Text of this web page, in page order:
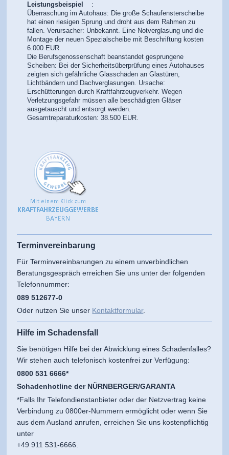
Leistungsbeispiel :
Überraschung im Autohaus: Die große Schaufensterscheibe
hat einen riesigen Sprung und droht aus dem Rahmen zu
fallen. Verursacher: Unbekannt. Eine Notverglasung und die
Montage der neuen Spezialscheibe mit Beschriftung kosten
6.000 EUR.
Die Berufsgenossenschaft beanstandet gesprungene
Scheiben: Bei der Sicherheitsüberprüfung eines Autohauses
zeigten sich gefährliche Glasschäden an Glastüren,
Lichtbändern und Dachverglasungen. Ursache:
Erschütterungen durch Kraftfahrzeugverkehr. Wegen
Verletzungsgefahr müssen alle beschädigten Gläser
ausgetauscht und entsorgt werden.
Gesamtreparaturkosten: 38.500 EUR.
Terminvereinbarung
Für Terminvereinbarungen zu einem unverbindlichen
Beratungsgespräch erreichen Sie uns unter der folgenden
Telefonnummer:
089 512677-0
Oder nutzen Sie unser Kontaktformular.
Hilfe im Schadensfall
Sie benötigen Hilfe bei der Abwicklung eines Schadenfalles?
Wir stehen auch telefonisch kostenfrei zur Verfügung:
0800 531 6666*
Schadenhotline der NÜRNBERGER/GARANTA
*Falls Ihr Telefondienstanbieter oder der Netzvertrag keine
Verbindung zu 0800er-Nummern ermöglicht oder wenn Sie
aus dem Ausland anrufen, erreichen Sie uns kostenpflichtig
unter
+49 911 531-6666.